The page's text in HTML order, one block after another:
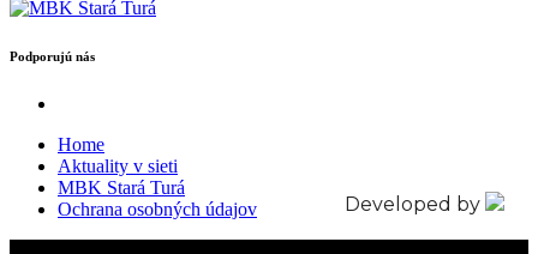
Podporujú nás
Home
Aktuality v sieti
MBK Stará Turá
Ochrana osobných údajov
Developed by